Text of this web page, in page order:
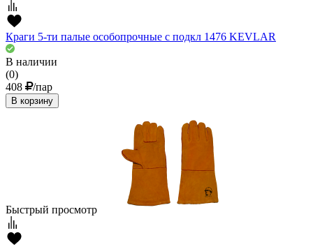
Краги 5-ти палые особопрочные с подкл 1476 KEVLAR
В наличии
(0)
408
/пар
В корзину
Быстрый просмотр